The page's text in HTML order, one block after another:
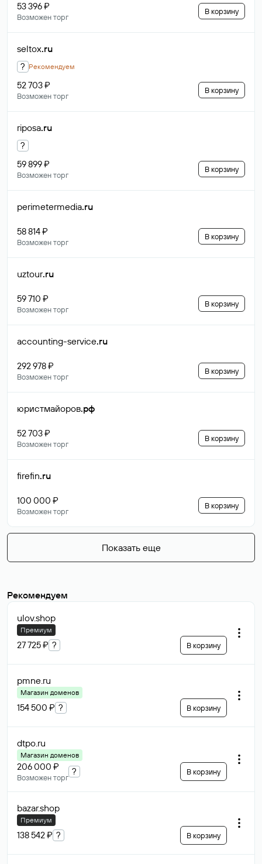
53 396 ₽
Возможен торг
В корзину
seltox.ru
? Рекомендуем
52 703 ₽
Возможен торг
В корзину
riposa.ru
?
59 899 ₽
Возможен торг
В корзину
perimetermedia.ru
58 814 ₽
Возможен торг
В корзину
uztour.ru
59 710 ₽
Возможен торг
В корзину
accounting-service.ru
292 978 ₽
Возможен торг
В корзину
юристмайоров.рф
52 703 ₽
Возможен торг
В корзину
firefin.ru
100 000 ₽
Возможен торг
В корзину
Показать еще
Рекомендуем
ulov.shop
Премиум
27 725 ₽ ? В корзину
pmne.ru
Магазин доменов
154 500 ₽ ? В корзину
dtpo.ru
Магазин доменов
206 000 ₽
Возможен торг
? В корзину
bazar.shop
Премиум
138 542 ₽ ? В корзину